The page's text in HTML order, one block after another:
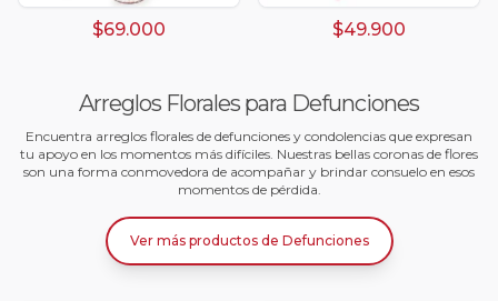
$69.000 $49.900
Arreglos Florales para Defunciones
Encuentra arreglos florales de defunciones y condolencias que expresan
tu apoyo en los momentos más difíciles. Nuestras bellas coronas de flores
son una forma conmovedora de acompañar y brindar consuelo en esos
momentos de pérdida.
Ver más productos de Defunciones